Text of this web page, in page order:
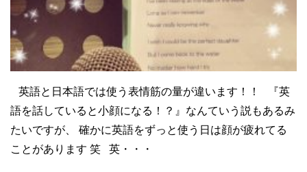
英語と日本語では使う表情筋の量が違います！！ 『英
語を話していると小顔になる！？』なんていう説もあるみ
たいですが、 確かに英語をずっと使う日は顔が疲れてる
ことがあります 笑 英・・・